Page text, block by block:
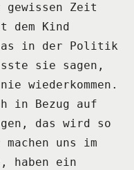
gewissen Zeit
dem Kind
in der Politik
sie sagen,
wiederkommen.
in Bezug auf
das wird so
uns im
haben ein